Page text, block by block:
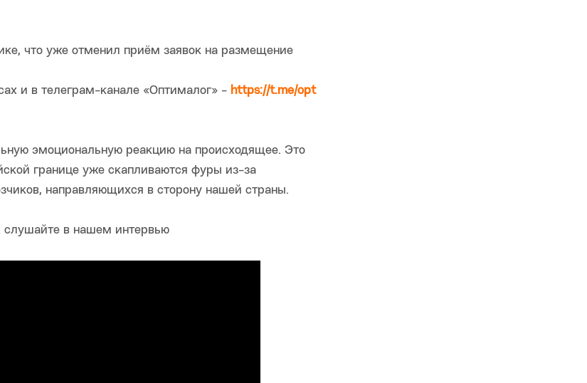
что уже отменил приём заявок на размещение
и в телеграм-канале «Оптималог» - https://t.me/opt
эмоциональную реакцию на происходящее. Это
границе уже скапливаются фуры из-за
направляющихся в сторону нашей страны.
слушайте в нашем интервью